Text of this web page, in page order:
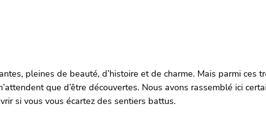
pleines de beauté, d’histoire et de charme. Mais parmi ces
que d’être découvertes. Nous avons rassemblé ici
si vous vous écartez des sentiers battus.